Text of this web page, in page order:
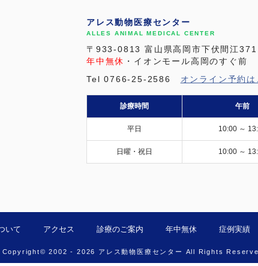
アレス動物医療センター
ALLES ANIMAL MEDICAL CENTER
〒933-0813 富山県高岡市下伏間江371
年中無休 ・イオンモール高岡のすぐ前
Tel 0766-25-2586 オンライン予約は
診療時間 午前
平日 10:00 ～
日曜・祝日 10:00 ～
いて アクセス 診療のご案内 年中無休 症例実績
Copyright© 2002 - 2026 アレス動物医療センター All Rights